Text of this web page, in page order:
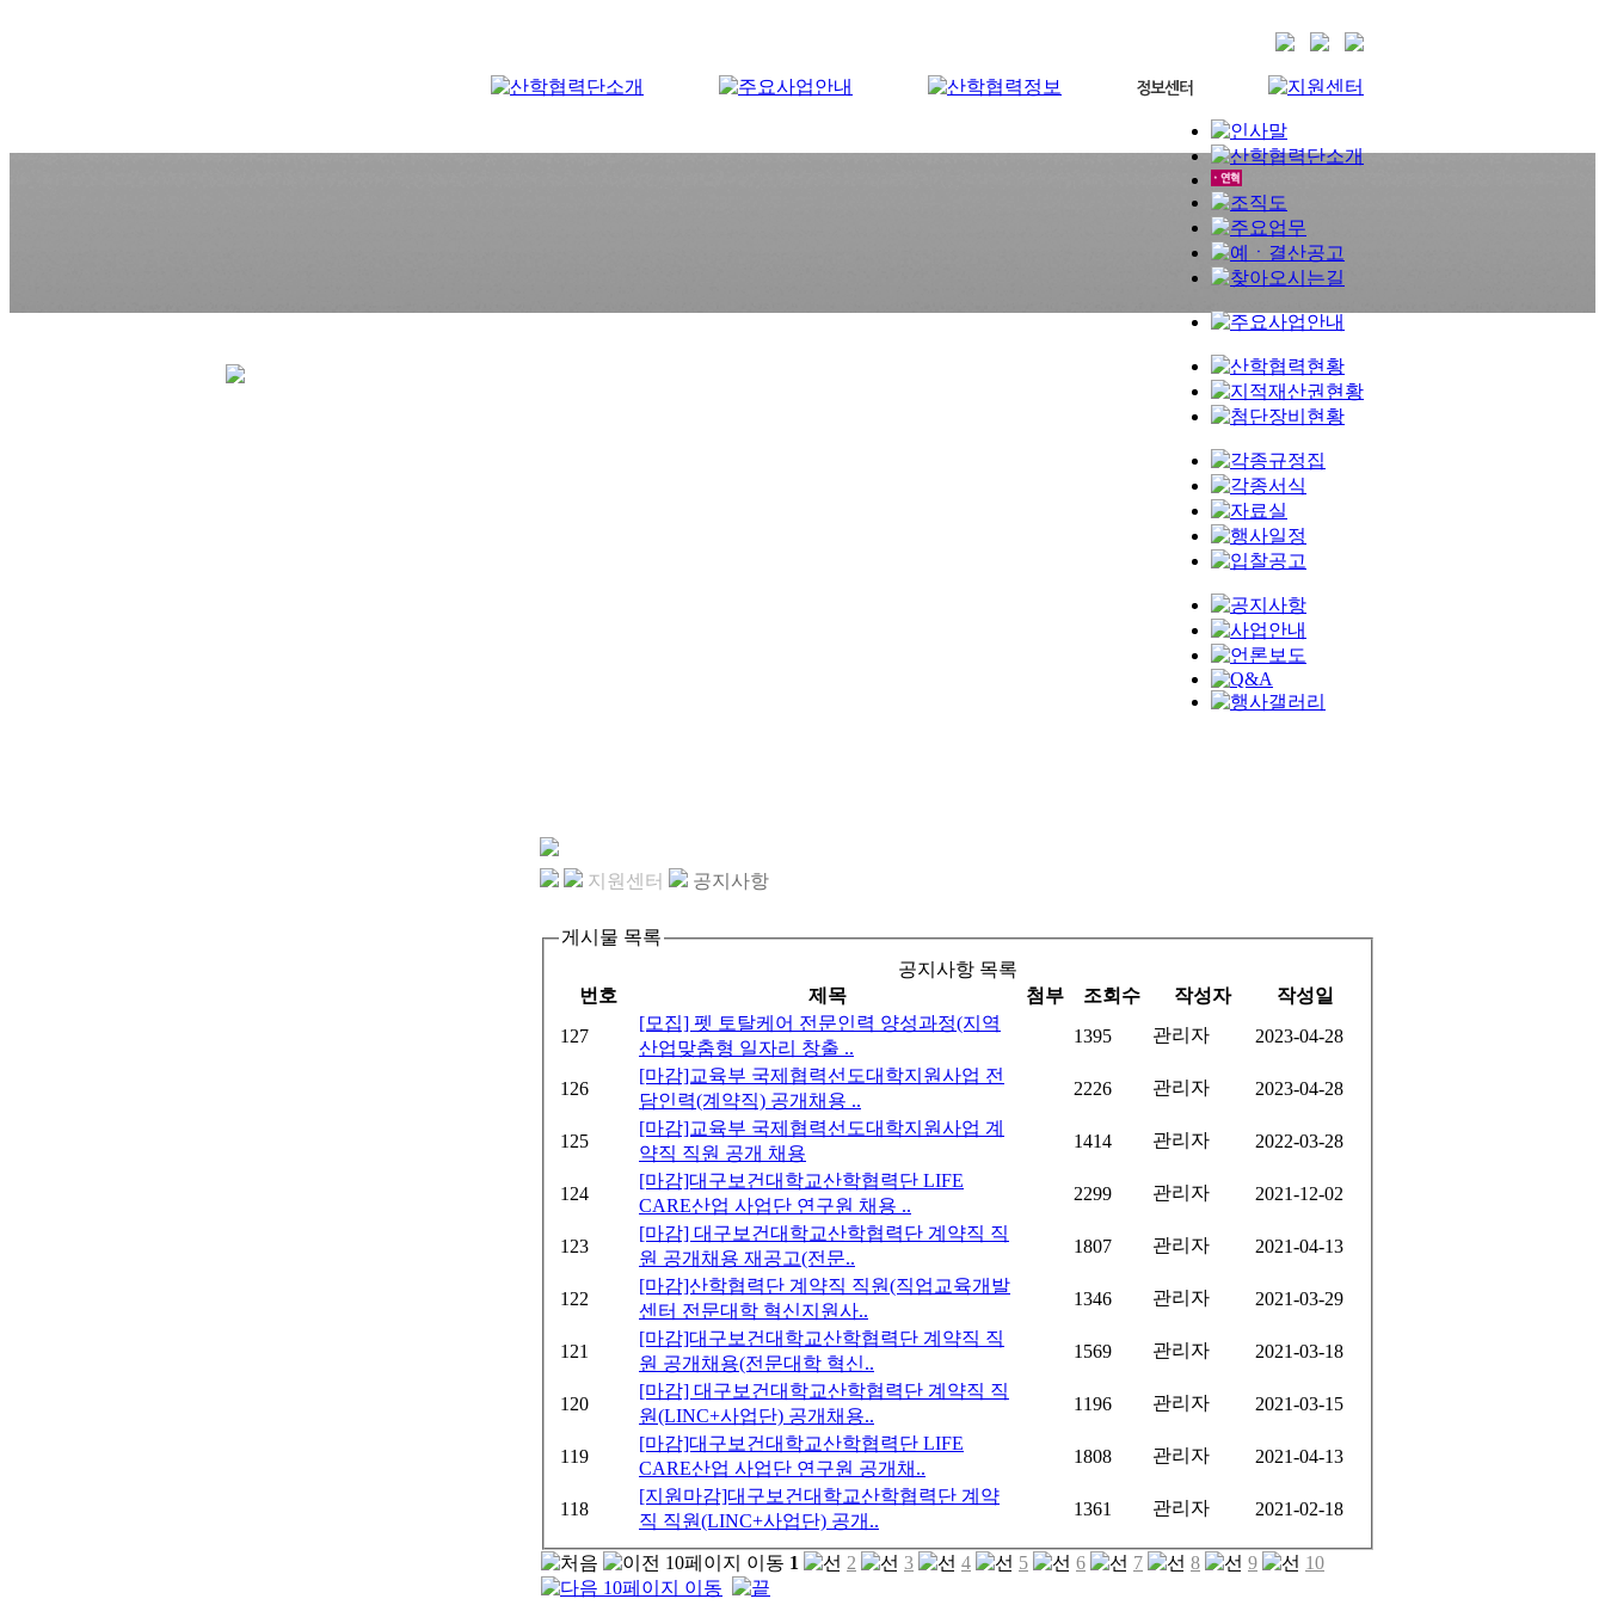
지원센터 공지사항
게시물 목록
공지사항 목록
번호
제목 첨부 조회수 작성자
작성일
127
[모집] 펫 토탈케어 전문인력 양성과정(지역
산업맞춤형 일자리 창출 ..
1395 관리자 2023-04-28
126
[마감]교육부 국제협력선도대학지원사업 전
담인력(계약직) 공개채용 ..
2226 관리자 2023-04-28
125
[마감]교육부 국제협력선도대학지원사업 계
약직 직원 공개 채용
1414 관리자 2022-03-28
124
[마감]대구보건대학교산학협력단 LIFE
CARE산업 사업단 연구원 채용 ..
2299 관리자 2021-12-02
123
[마감] 대구보건대학교산학협력단 계약직 직
원 공개채용 재공고(전문..
1807 관리자 2021-04-13
122
[마감]산학협력단 계약직 직원(직업교육개발
센터 전문대학 혁신지원사..
1346 관리자 2021-03-29
121
[마감]대구보건대학교산학협력단 계약직 직
원 공개채용(전문대학 혁신..
1569 관리자 2021-03-18
120
[마감] 대구보건대학교산학협력단 계약직 직
원(LINC+사업단) 공개채용..
1196 관리자 2021-03-15
119
[마감]대구보건대학교산학협력단 LIFE
CARE산업 사업단 연구원 공개채..
1808 관리자 2021-04-13
118
[지원마감]대구보건대학교산학협력단 계약
직 직원(LINC+사업단) 공개..
1361 관리자 2021-02-18
1 2 3 4 5 6 7 8 9 10